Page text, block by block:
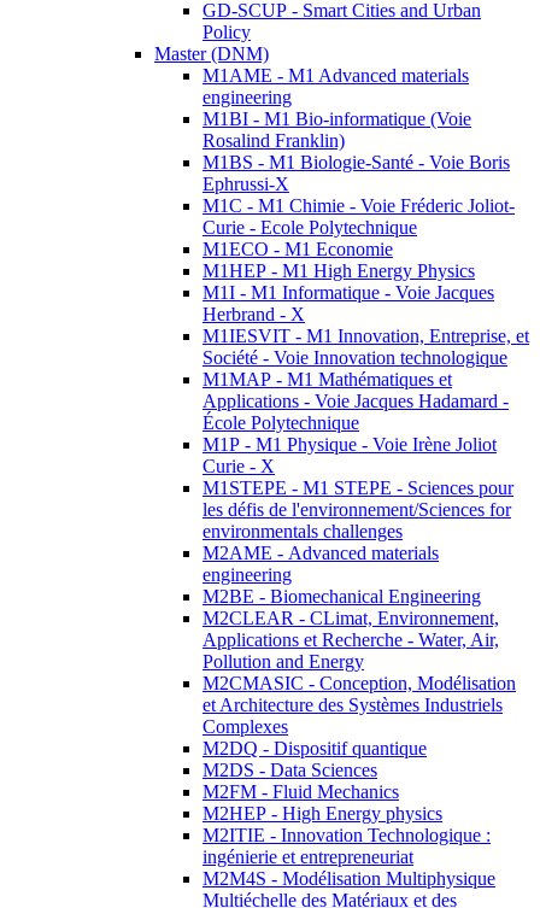
GD-SCUP - Smart Cities and Urban
Policy
Master (DNM)
M1AME - M1 Advanced materials
engineering
M1BI - M1 Bio-informatique (Voie
Rosalind Franklin)
M1BS - M1 Biologie-Santé - Voie Boris
Ephrussi-X
M1C - M1 Chimie - Voie Fréderic Joliot-
Curie - Ecole Polytechnique
M1ECO - M1 Economie
M1HEP - M1 High Energy Physics
M1I - M1 Informatique - Voie Jacques
Herbrand - X
M1IESVIT - M1 Innovation, Entreprise, et
Société - Voie Innovation technologique
M1MAP - M1 Mathématiques et
Applications - Voie Jacques Hadamard -
École Polytechnique
M1P - M1 Physique - Voie Irène Joliot
Curie - X
M1STEPE - M1 STEPE - Sciences pour
les défis de l'environnement/Sciences for
environmentals challenges
M2AME - Advanced materials
engineering
M2BE - Biomechanical Engineering
M2CLEAR - CLimat, Environnement,
Applications et Recherche - Water, Air,
Pollution and Energy
M2CMASIC - Conception, Modélisation
et Architecture des Systèmes Industriels
Complexes
M2DQ - Dispositif quantique
M2DS - Data Sciences
M2FM - Fluid Mechanics
M2HEP - High Energy physics
M2ITIE - Innovation Technologique :
ingénierie et entrepreneuriat
M2M4S - Modélisation Multiphysique
Multiéchelle des Matériaux et des